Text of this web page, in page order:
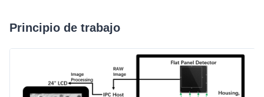
Principio de trabajo